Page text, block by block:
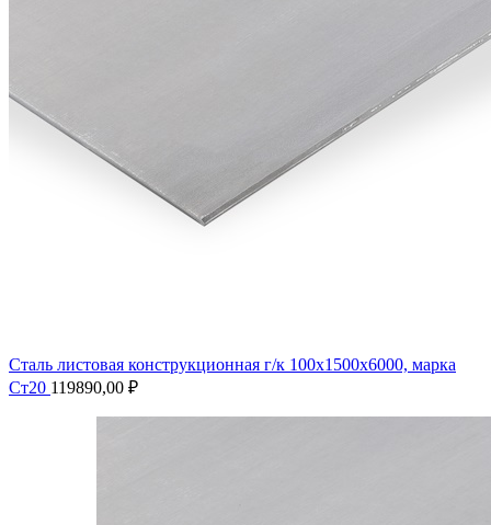
Сталь листовая конструкционная г/к 100х1500х6000, марка
Ст20 119890,00 ₽